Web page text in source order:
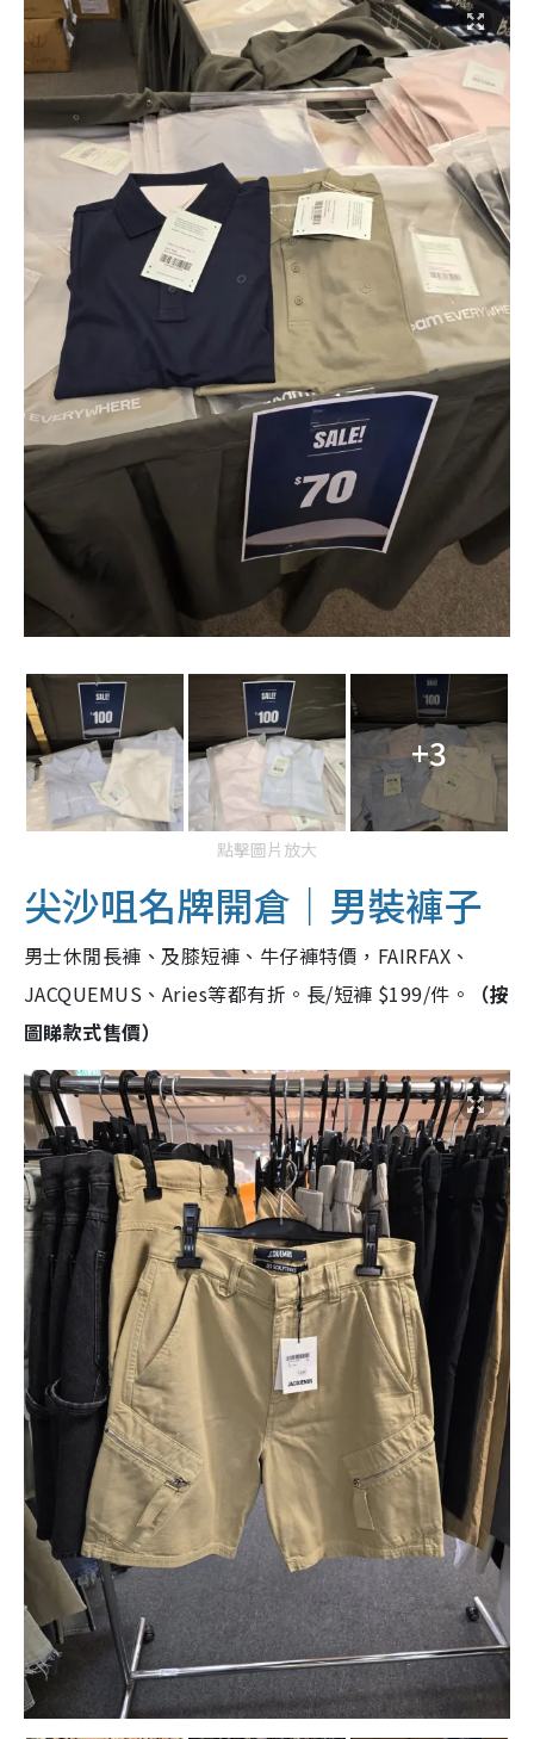
+3
點擊圖片放大
尖沙咀名牌開倉｜男裝褲子
男士休閒長褲、及膝短褲、牛仔褲特價，FAIRFAX、
JACQUEMUS、Aries等都有折。長/短褲 $199/件。
（按
圖睇款式售價）